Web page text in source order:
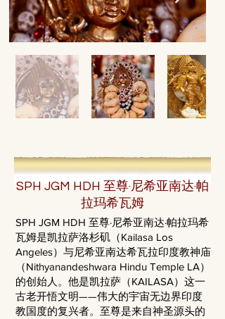
SPH JGM HDH 至尊·尼希亚南达·帕
拉玛希瓦姆
SPH JGM HDH 至尊·尼希亚南达·帕拉玛希
瓦姆是凯拉萨洛杉矶（Kailasa Los
Angeles）与尼希亚南达希瓦拉印度教神庙
（Nithyanandeshwara Hindu Temple LA）
的创始人。他是凯拉萨（KAILASA）这一
古老开悟文明——伟大的宇宙无边界印度
教国度的复兴者。至尊是来自神圣源头的